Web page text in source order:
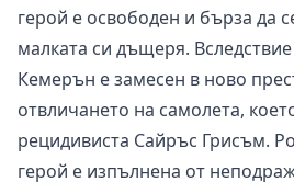
герой е освободен и бърза да
малката си дъщеря.
Кемерън е замесен в ново
отвличането на самолета,
рецидивиста Сайръс Грисъм.
герой е изпълнена от